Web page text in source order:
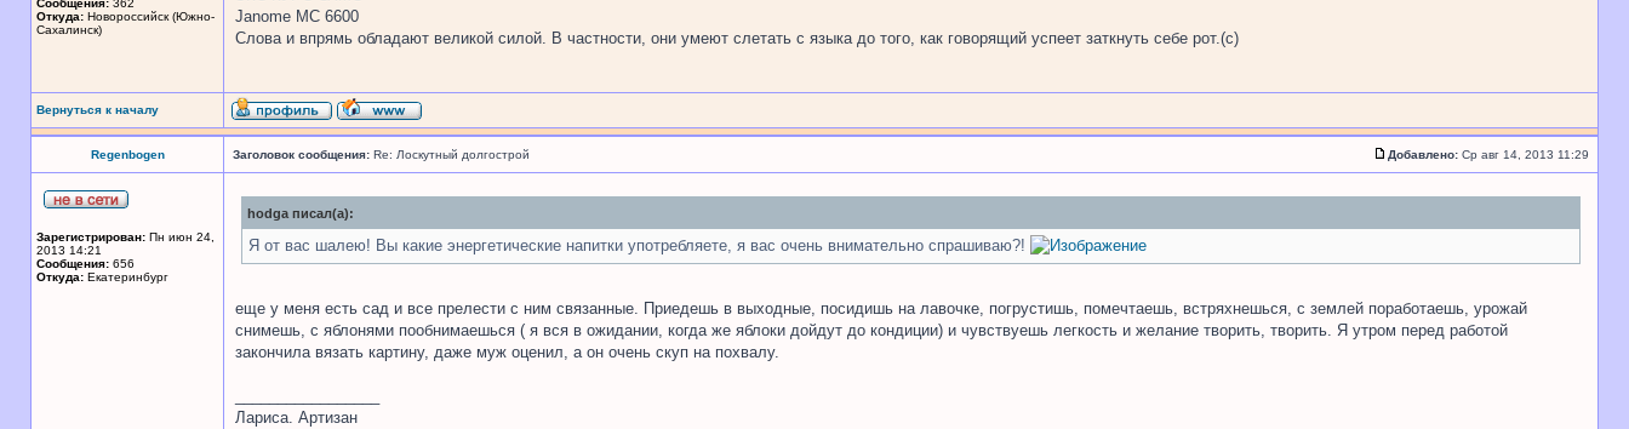
Сообщения: 362
Откуда: Новороссийск (Южно-
Сахалинск)
Janome MC 6600
Слова и впрямь обладают великой силой. В частности, они умеют слетать с языка до того, как говорящий успеет заткнуть себе рот.(с)
Вернуться к началу
Regenbogen Заголовок сообщения: Re: Лоскутный долгострой Добавлено: Ср авг 14, 2013 11:29
Зарегистрирован: Пн июн 24,
2013 14:21
Сообщения: 656
Откуда: Екатеринбург
hodga писал(а):
Я от вас шалею! Вы какие энергетические напитки употребляете, я вас очень внимательно спрашиваю?!
еще у меня есть сад и все прелести с ним связанные. Приедешь в выходные, посидишь на лавочке, погрустишь, помечтаешь, встряхнешься, с землей поработаешь, урожай
снимешь, с яблонями пообнимаешься ( я вся в ожидании, когда же яблоки дойдут до кондиции) и чувствуешь легкость и желание творить, творить. Я утром перед работой
закончила вязать картину, даже муж оценил, а он очень скуп на похвалу.
Лариса. Артизан